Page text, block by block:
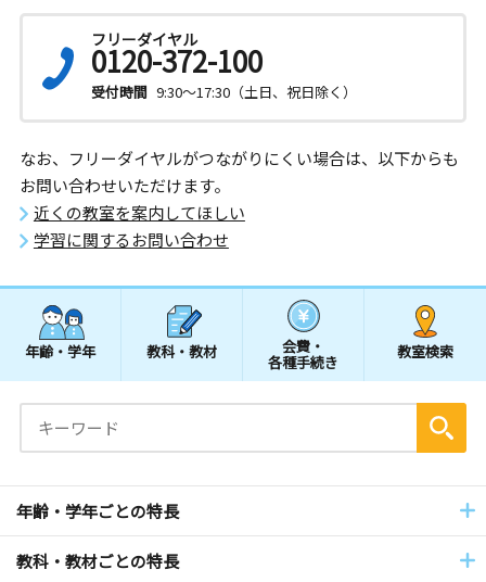
フリーダイヤル
0120-372-100
受付時間 9:30～17:30（土日、祝日除く）
なお、フリーダイヤルがつながりにくい場合は、以下からも
お問い合わせいただけます。
近くの教室を案内してほしい
学習に関するお問い合わせ
年齢・学年 教科・教材 会費・
各種手続き
教室検索
年齢・学年ごとの特長
教科・教材ごとの特長